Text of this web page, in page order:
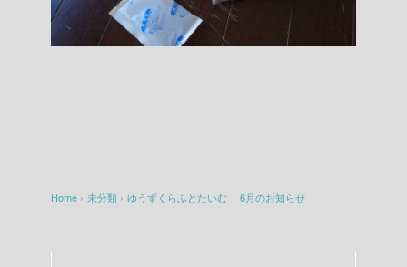
Home › 未分類 › ゆうずくらふとたいむ 6月のお知らせ